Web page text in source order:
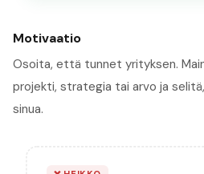
Motivaatio
Osoita, että tunnet yrityksen.
projekti, strategia tai arvo ja
sinua.